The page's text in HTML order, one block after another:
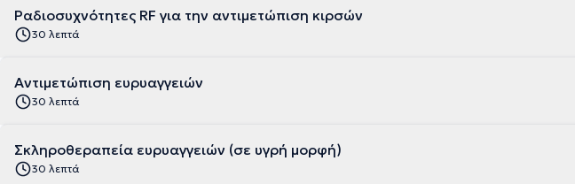
Ραδιοσυχνότητες RF για την αντιμετώπιση κιρσών
30 λεπτά
Αντιμετώπιση ευρυαγγειών
30 λεπτά
Σκληροθεραπεία ευρυαγγειών (σε υγρή μορφή)
30 λεπτά